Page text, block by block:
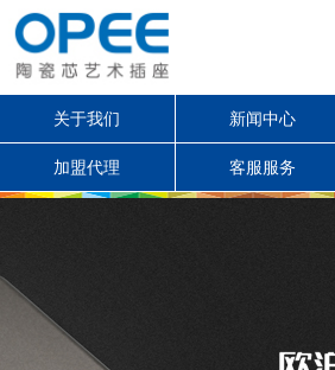
关于我们 新闻中心
加盟代理 客服服务